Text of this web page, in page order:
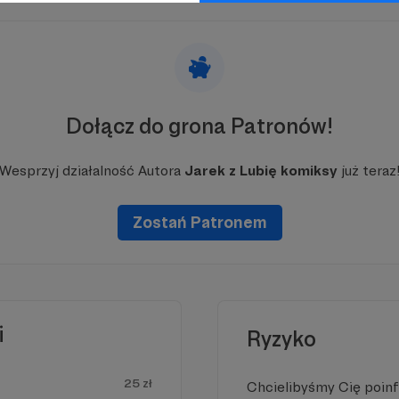
powinna być zewnętrzna treść
zobaczyć treść musisz zmienić ustawienia
polityki prywatności
Dołącz do grona Patronów!
Wesprzyj działalność Autora Jarek z Lubię komiksyjuż teraz!
Zostań Patronem
25 zł
Ryzyko
Chcielibyśmy Cię